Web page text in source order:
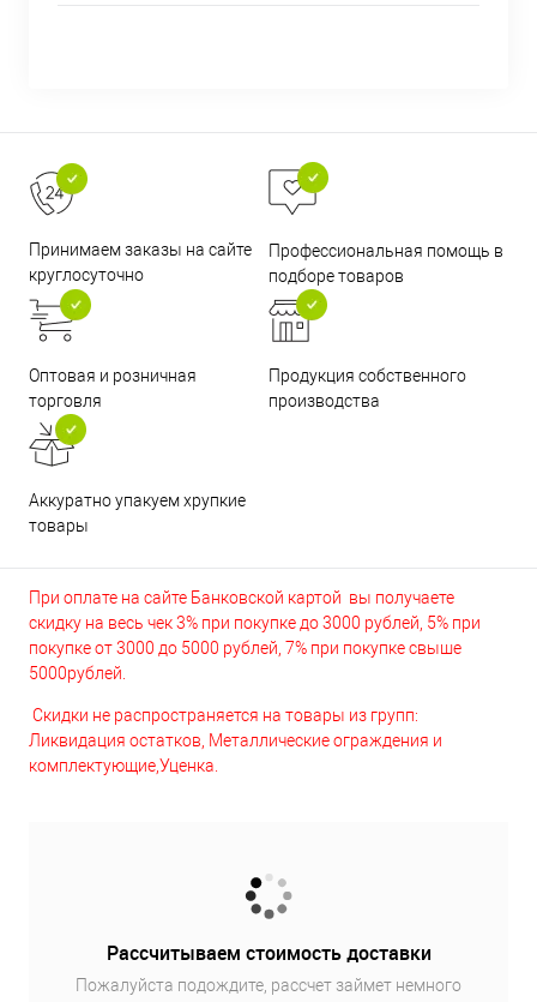
Принимаем заказы на сайте
круглосуточно
Профессиональная помощь в
подборе товаров
Оптовая и розничная
торговля
Продукция собственного
производства
Аккуратно упакуем хрупкие
товары
При оплате на сайте Банковской картой вы получаете
скидку на весь чек 3% при покупке до 3000 рублей, 5% при
покупке от 3000 до 5000 рублей, 7% при покупке свыше
5000рублей.
Скидки не распространяется на товары из групп:
Ликвидация остатков, Металлические ограждения и
комплектующие,Уценка.
Рассчитываем стоимость доставки
Пожалуйста подождите, рассчет займет немного